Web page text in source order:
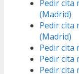
Pedir cita
(Madrid)
Pedir cita
(Madrid)
Pedir cita
Pedir cita
Pedir cita